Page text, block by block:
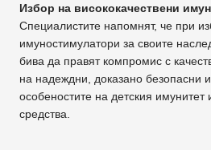
Избор на висококачествени
Специалистите напомнят, че при
имуностимулатори за своите
бива да правят компромис с
на надеждни, доказано безопасни
особеностите на детския
средства.